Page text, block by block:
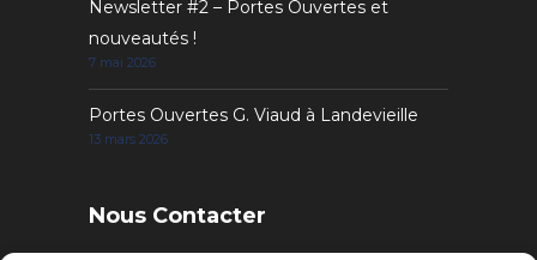
Newsletter #2 – Portes Ouvertes et
nouveautés !
7 mai 2026
Portes Ouvertes G. Viaud à Landevieille
13 mars 2026
Nous Contacter